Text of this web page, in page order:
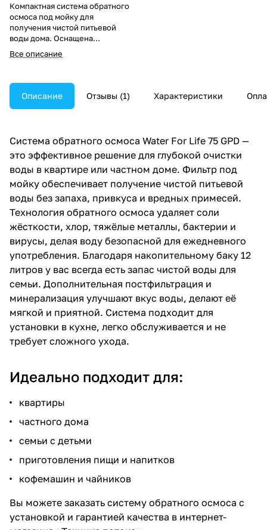
Компактная система обратного
осмоса под мойку для
получения чистой питьевой
воды дома. Оснащена
металлическим баком 12 л,
минерализатором и защитой от
безопасной воды каждый день.
Все описание
Описание Отзывы 1 Характеристики
Система обратного осмоса Water For Life 75 GPD —
это эффективное решение для глубокой очистки
воды в квартире или частном доме. Фильтр под
мойку обеспечивает получение чистой питьевой
воды без запаха, привкуса и вредных примесей.
Технология обратного осмоса удаляет соли
жёсткости, хлор, тяжёлые металлы, бактерии и
вирусы, делая воду безопасной для ежедневного
употребления. Благодаря накопительному баку 12
литров у вас всегда есть запас чистой воды для
семьи. Дополнительная постфильтрация и
минерализация улучшают вкус воды, делают её
мягкой и приятной. Система подходит для
установки в кухне, легко обслуживается и не
требует сложного ухода.
Идеально подходит для:
квартиры
частного дома
семьи с детьми
приготовления пищи и напитков
кофемашин и чайников
Вы можете заказать систему обратного осмоса с
установкой и гарантией качества в интернет-